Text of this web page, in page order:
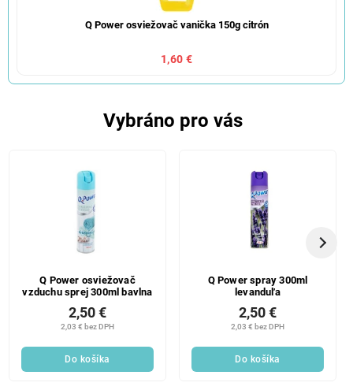
Q Power osviežovač vanička 150g citrón
1,60 €
Vybráno pro vás
Q Power osviežovač
vzduchu sprej 300ml bavlna
2,03 € bez DPH
2,50 €
Do košíka
Q Power spray 300ml
levanduľa
2,03 € bez DPH
2,50 €
Do košíka